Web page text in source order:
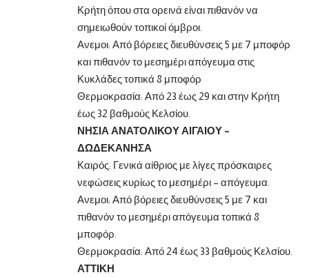
Κρήτη όπου στα ορεινά είναι πιθανόν να
σημειωθούν τοπικοί όμβροι.
Ανεμοι: Από βόρειες διευθύνσεις 5 με 7 μποφόρ
και πιθανόν το μεσημέρι απόγευμα στις
Κυκλάδες τοπικά 8 μποφόρ
Θερμοκρασία: Από 23 έως 29 και στην Κρήτη
έως 32 βαθμούς Κελσίου.
ΝΗΣΙΑ ΑΝΑΤΟΛΙΚΟΥ ΑΙΓΑΙΟΥ –
ΔΩΔΕΚΑΝΗΣΑ
Καιρός: Γενικά αίθριος με λίγες πρόσκαιρες
νεφώσεις κυρίως το μεσημέρι – απόγευμα.
Ανεμοι: Από βόρειες διευθύνσεις 5 με 7 και
πιθανόν το μεσημέρι απόγευμα τοπικά 8
μποφόρ.
Θερμοκρασία: Από 24 έως 33 βαθμούς Κελσίου.
ΑΤΤΙΚΗ